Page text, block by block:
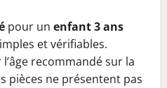
pour un enfant 3 ans
et vérifiables.
recommandé sur la
pièces ne présentent pas